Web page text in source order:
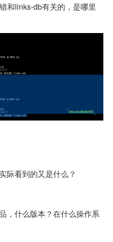
和links-db有关的，是哪里
际看到的又是什么？
，什么版本？在什么操作系